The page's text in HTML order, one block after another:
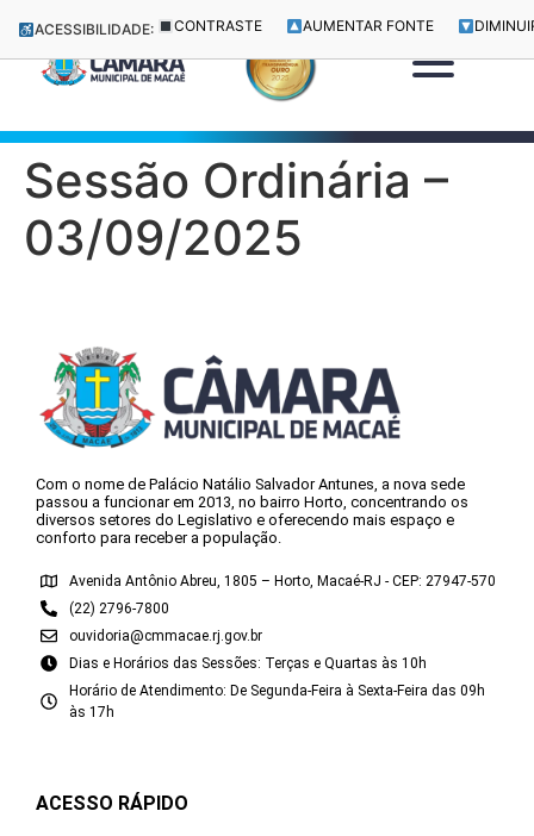
ACESSIBILIDADE: CONTRASTE AUMENTAR FONTE
Sessão Ordinária –
03/09/2025
Com o nome de Palácio Natálio Salvador Antunes, a nova sede
passou a funcionar em 2013, no bairro Horto, concentrando os
diversos setores do Legislativo e oferecendo mais espaço e
conforto para receber a população.
Avenida Antônio Abreu, 1805 – Horto, Macaé-RJ - CEP: 27947-570
(22) 2796-7800
ouvidoria@cmmacae.rj.gov.br
Dias e Horários das Sessões: Terças e Quartas às 10h
Horário de Atendimento: De Segunda-Feira à Sexta-Feira das 09h
às 17h
ACESSO RÁPIDO